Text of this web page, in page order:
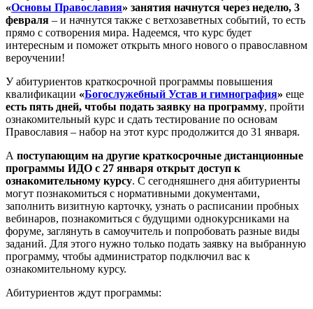
«Основы Православия» занятия начнутся через неделю, 3
февраля – и начнутся также с ветхозаветных событий, то есть
прямо с сотворения мира. Надеемся, что курс будет
интересным и поможет открыть много нового о православном
вероучении!
У абитуриентов краткосрочной программы повышения
квалификации «Богослужебный Устав и гимнография» еще
есть пять дней, чтобы подать заявку на программу, пройти
ознакомительный курс и сдать тестирование по основам
Православия – набор на этот курс продолжится до 31 января.
А поступающим на другие краткосрочные дистанционные
программы ИДО с 27 января открыт доступ к
ознакомительному курсу. С сегодняшнего дня абитуриенты
могут познакомиться с нормативными документами,
заполнить визитную карточку, узнать о расписании пробных
вебинаров, познакомиться с будущими однокурсниками на
форуме, заглянуть в самоучитель и попробовать разные виды
заданий. Для этого нужно только подать заявку на выбранную
программу, чтобы администратор подключил вас к
ознакомительному курсу.
Абитуриентов ждут программы: